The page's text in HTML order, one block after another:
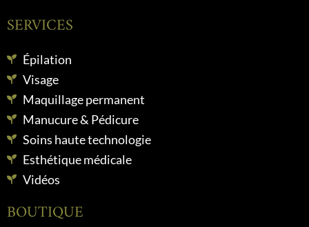
SERVICES
Épilation
Visage
Maquillage permanent
Manucure & Pédicure
Soins haute technologie
Esthétique médicale
Vidéos
BOUTIQUE